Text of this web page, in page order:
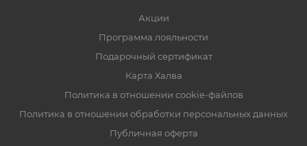
Акции
Программа лояльности
Подарочный сертификат
Карта Халва
Политика в отношении cookie-файлов
Политика в отношении обработки персональных данных
Публичная оферта